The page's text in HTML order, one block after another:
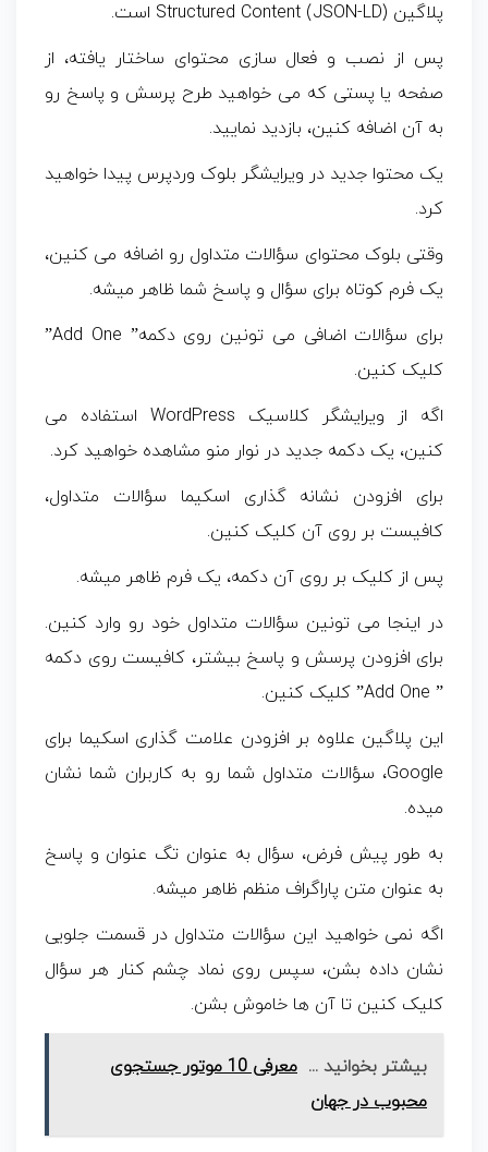
پلاگین Structured Content (JSON-LD) است.
پس از نصب و فعال سازی محتوای ساختار یافته، از
صفحه یا پستی که می خواهید طرح پرسش و پاسخ رو
به آن اضافه کنین، بازدید نمایید.
یک محتوا جدید در ویرایشگر بلوک وردپرس پیدا خواهید
کرد.
وقتی بلوک محتوای سؤالات متداول رو اضافه می کنین،
یک فرم کوتاه برای سؤال و پاسخ شما ظاهر میشه.
برای سؤالات اضافی می تونین روی دکمه” Add One”
کلیک کنین.
اگه از ویرایشگر کلاسیک WordPress استفاده می
کنین، یک دکمه جدید در نوار منو مشاهده خواهید کرد.
برای افزودن نشانه گذاری اسکیما سؤالات متداول،
کافیست بر روی آن کلیک کنین.
پس از کلیک بر روی آن دکمه، یک فرم ظاهر میشه.
در اینجا می تونین سؤالات متداول خود رو وارد کنین.
برای افزودن پرسش و پاسخ بیشتر، کافیست روی دکمه
” Add One” کلیک کنین.
این پلاگین علاوه بر افزودن علامت گذاری اسکیما برای
Google، سؤالات متداول شما رو به کاربران شما نشان
میده.
به طور پیش فرض، سؤال به عنوان تگ عنوان و پاسخ
به عنوان متن پاراگراف منظم ظاهر میشه.
اگه نمی خواهید این سؤالات متداول در قسمت جلویی
نشان داده بشن، سپس روی نماد چشم کنار هر سؤال
کلیک کنین تا آن ها خاموش بشن.
بیشتر بخوانید ...
معرفی 10 موتور جستجوی
محبوب در جهان